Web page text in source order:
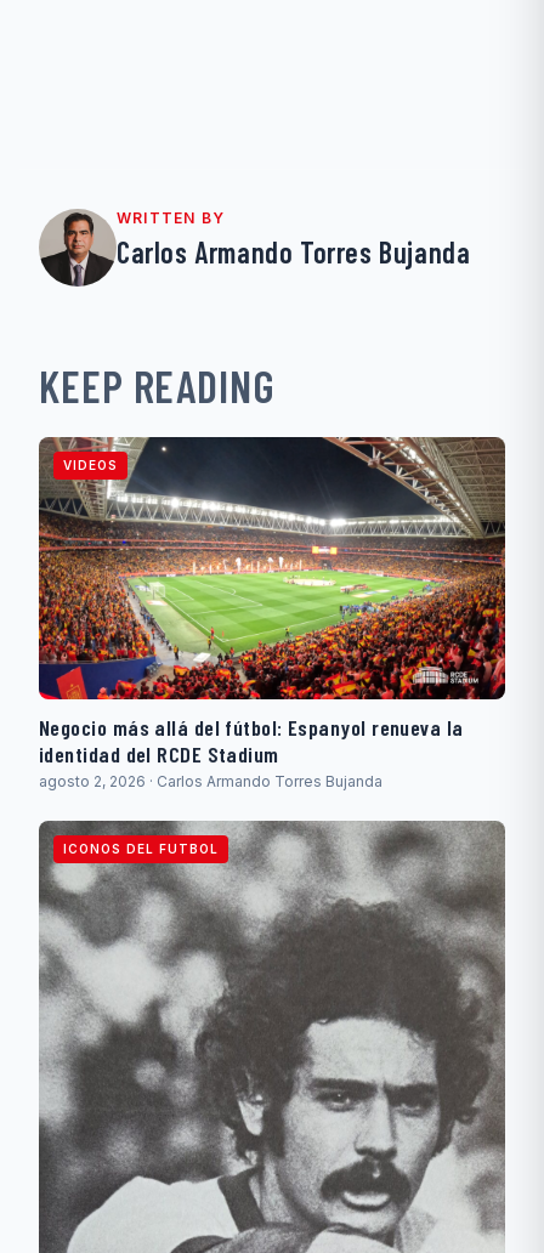
WRITTEN BY
Carlos Armando Torres Bujanda
KEEP READING
VIDEOS
Negocio más allá del fútbol: Espanyol renueva la
identidad del RCDE Stadium
agosto 2, 2026 · Carlos Armando Torres Bujanda
ICONOS DEL FUTBOL